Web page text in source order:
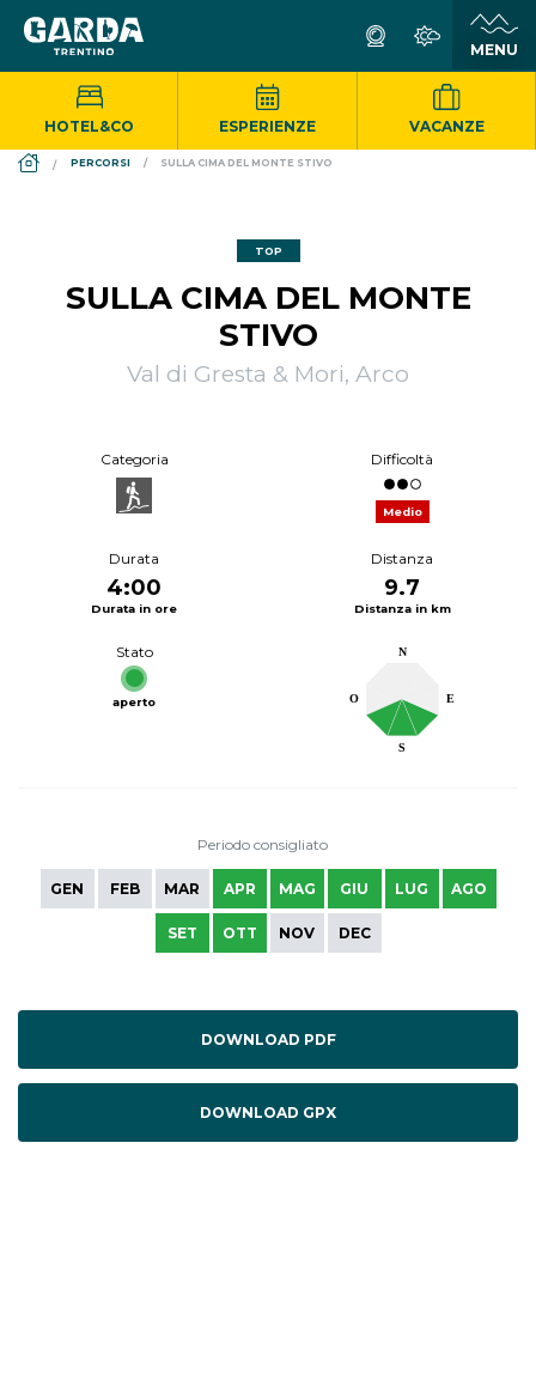
HOTEL&CO ESPERIENZE VACANZE
DS_BREADCRUMB.HOME
PERCORSI SULLA CIMA DEL MONTE STIVO
TOP
SULLA CIMA DEL MONTE
STIVO
Val di Gresta & Mori, Arco
Categoria Difficoltà
Medio
Durata
4:00
Durata in ore
Distanza
9.7
Distanza in km
Stato
aperto O
S
E
N
Periodo consigliato
GEN FEB MAR APR MAG GIU LUG AGO
SET OTT NOV DEC
DOWNLOAD PDF
DOWNLOAD GPX